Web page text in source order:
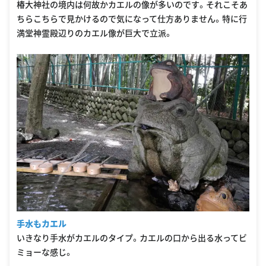
椿大神社の境内は何故かカエルの像が多いのです。それこそあ
ちらこちらで見かけるので気になって仕方ありません。特に行
満堂神霊殿辺りのカエル像が巨大で立派。
手水もカエル
いきなり手水がカエルのタイプ。カエルの口から出る水ってビ
ミョーな感じ。